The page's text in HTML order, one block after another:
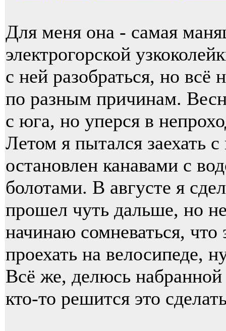
Для меня она - самая
электрогорской
с ней разобраться, но всё
по разным причинам.
с юга, но уперся в
Летом я пытался заехать
остановлен канавами с
болотами. В августе я
прошел чуть дальше, но
начинаю сомневаться,
проехать на велосипеде,
Всё же, делюсь
кто-то решится это